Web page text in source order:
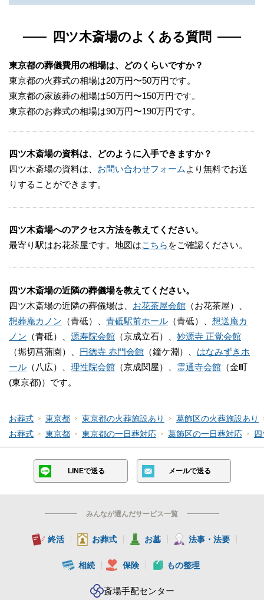
四ツ木斎場のよくある質問
東京都の葬儀費用の相場は、どのくらいですか？
東京都の火葬式の相場は20万円〜50万円です。
東京都の家族葬の相場は50万円〜150万円です。
東京都のお葬式の相場は90万円〜190万円です。
四ツ木斎場の資料は、どのように入手できますか？
四ツ木斎場の資料は、 お問い合わせフォーム より無料でお送
りすることができます。
四ツ木斎場へのアクセス方法を教えてください。
最寄り駅はお花茶屋です。地図はこちら をご確認ください。
四ツ木斎場の近隣の葬儀場を教えてください。
四ツ木斎場の近隣の葬儀場は、 お花茶屋会館 （お花茶屋）、
想葬庵カノン （青砥）、 青砥駅前ホール （青砥）、 想送庵カ
ノン （青砥）、 源寿院会館 （京成立石）、 妙源寺 正覚会館
（堀切菖蒲園）、 円徳寺 赤門会館 （鐘ケ淵）、 はなみずきホ
ール （八広）、 理性院会館 （京成関屋）、 霊通寺会館 （金町
(東京都)）です。
お葬式 東京都 東京都の火葬施設あり
葛飾区の火葬施設あり
お葬式
東京都 東京都の一日葬対応 葛飾区の一日葬対応
LINEで送る メールで送る
みんなが選んだサービス一覧
終活 お葬式 お墓 法事・法要
相続 保険 もの整理
斎場手配センター